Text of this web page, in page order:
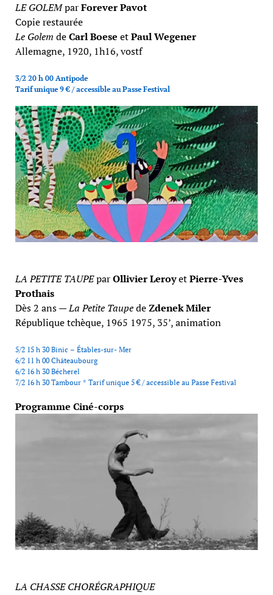
LE GOLEMparForever Pavot
Copie restaurée
Le Golem deCarl Boese etPaul Wegener
Allemagne, 1920, 1h16, vostf
3/2 20 h 00 Antipode
Tarif unique 9 € / accessible au Passe Festival
LA PETITE TAUPEparOllivier LeroyetPierre-Yves
Prothais
Dès 2 ans —La Petite TaupedeZdenek Miler
République tchèque, 1965 1975, 35’, animation
5/2 15 h 30 Binic – Étables-sur- Mer
6/2 11 h 00 Châteaubourg
6/2 16 h 30 Bécherel
7/2 16 h 30 Tambour * Tarif unique 5 € / accessible au Passe Festival
Programme Ciné-corps
LA CHASSE CHORÉGRAPHIQUE